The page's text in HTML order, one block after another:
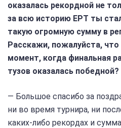
оказалась рекордной не
за всю историю EPT ты
такую огромную сумму в
Расскажи, пожалуйста,
момент, когда финальная
тузов оказалась победной?
— Большое спасибо за
ни во время турнира, ни
каких-либо рекордах и